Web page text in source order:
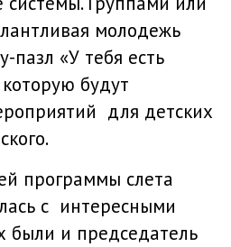
молодежь
пазл «У тебя есть
будут
для детских
программы слета
с интересными
были и председатель